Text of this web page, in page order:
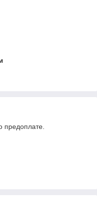
предоплате.